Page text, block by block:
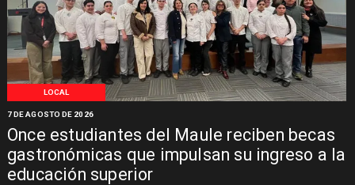
LOCAL
Once estudiantes del Maule reciben becas
gastronómicas que impulsan su ingreso a la
educación superior
7 DE AGOSTO DE 2026